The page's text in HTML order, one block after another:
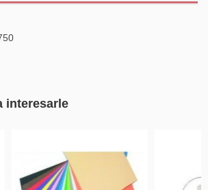
interesarle